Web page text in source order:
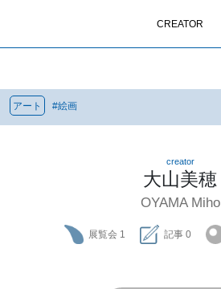
CREATOR
アート #絵画
creator
大山美穂
OYAMA Miho
展覧会 1 記事 0